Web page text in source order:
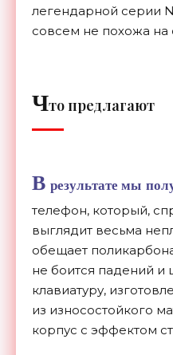
легендарной серии
совсем не похожа на
Что предлагают
В результате мы
телефон, который,
выглядит весьма
обещает
не боится падений и
клавиатуру,
из износостойкого
корпус с эффектом